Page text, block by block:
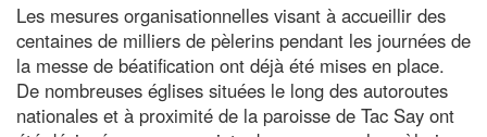
Les mesures organisationnelles visant à accueillir des
centaines de milliers de pèlerins pendant les journées de
la messe de béatification ont déjà été mises en place.
De nombreuses églises situées le long des autoroutes
nationales et à proximité de la paroisse de Tac Say ont